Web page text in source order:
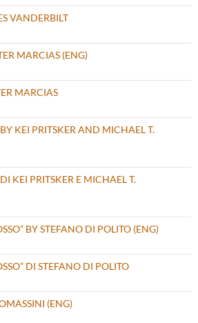
VANDERBILT
MARCIAS (ENG)
MARCIAS
KEI PRITSKER AND MICHAEL T.
KEI PRITSKER E MICHAEL T.
BY STEFANO DI POLITO (ENG)
DI STEFANO DI POLITO
(ENG)